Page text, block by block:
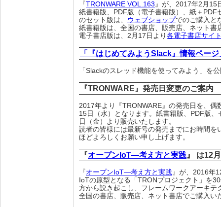
『TRONWARE VOL.163 』が、2017年2月15
紙書籍版、PDF版（電子書籍版）、紙＋
のセット版は、 ウェブショップでのご購入と
紙書籍版は、全国の書店、販売店、ネット書
電子書店版は、2月17日より 各電子書店サイ
「『はじめてみようSlack』情報ページ
「Slackのスレッド機能を使ってみよう」を
『TRONWARE』発売日変更のご案内
2017年より『TRONWARE』の発売日を、
15日（水）となります。紙書籍版、PDF版
日（金）より販売いたします。
読者の皆様には最新号の発売までにお時間
ほどよろしくお願い申し上げます。
『オープンIoT―考え方と実践 』 は12
『 オープンIoT―考え方と実践』が、2016年
IoTの原型となる「TRONプロジェクト」を
方から説き起こし、フレームワークアーキ
全国の書店、販売店、ネット書店でご購入い